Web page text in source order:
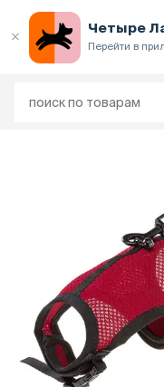
Четыре
Перейти в